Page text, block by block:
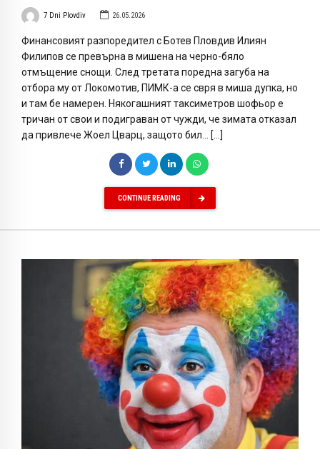
7 Dni Plovdiv 26.05.2026
Финансовият разпоредител с Ботев Пловдив Илиян
Филипов се превърна в мишена на черно-бяло
отмъщение снощи. След третата поредна загуба на
отбора му от Локомотив, ПИМК-а се свря в миша дупка, но
и там бе намерен. Някогашният таксиметров шофьор е
тричан от свои и подиграван от чужди, че зимата отказал
да привлече Жоел Цварц, защото бил… […]
CONTINUE READING